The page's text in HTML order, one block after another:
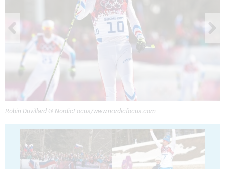
Robin Duvillard © NordicFocus/www.nordicfocus.com